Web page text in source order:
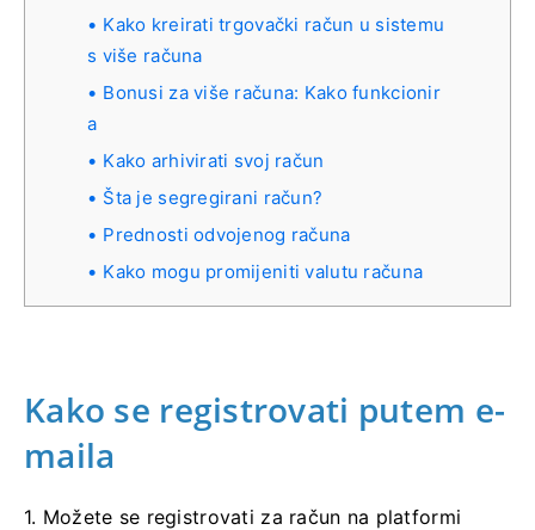
Kako kreirati trgovački račun u sistemu
s više računa
Bonusi za više računa: Kako funkcionir
a
Kako arhivirati svoj račun
Šta je segregirani račun?
Prednosti odvojenog računa
Kako mogu promijeniti valutu računa
Kako se registrovati putem e-
maila
1. Možete se registrovati za račun na platformi